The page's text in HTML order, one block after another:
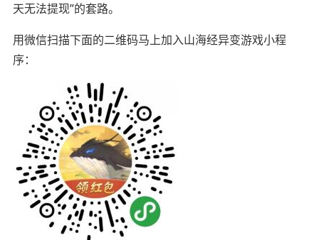
天无法提现”的套路。
用微信扫描下面的二维码马上加入山海经异变游戏小程
序：